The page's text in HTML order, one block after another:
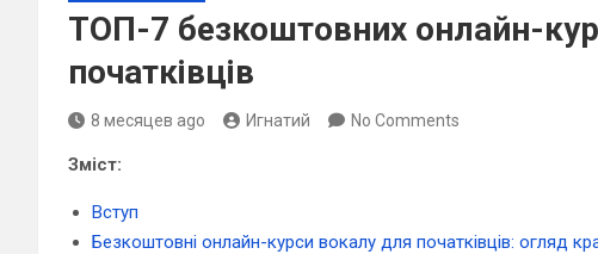
ТОП-7 безкоштовних онлайн-
початківців
8 месяцев ago Игнатий No Comments
Зміст:
Вступ
Безкоштовні онлайн-курси вокалу для початківців: огляд